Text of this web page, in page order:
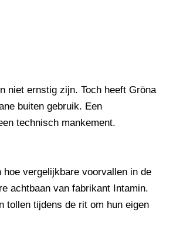
niet ernstig zijn. Toch heeft Gröna
buiten gebruik. Een
technisch mankement.
vergelijkbare voorvallen in de
achtbaan van fabrikant Intamin.
tollen tijdens de rit om hun eigen